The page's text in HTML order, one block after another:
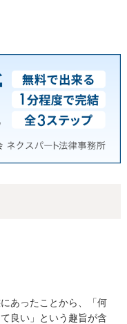
あったことから、「何
良い」という趣旨が含